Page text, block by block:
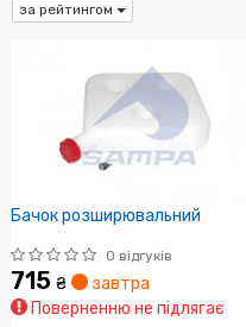
за рейтингом
Бачок розширювальний
0 відгуків
715 ₴
завтра
Поверненню не підлягає